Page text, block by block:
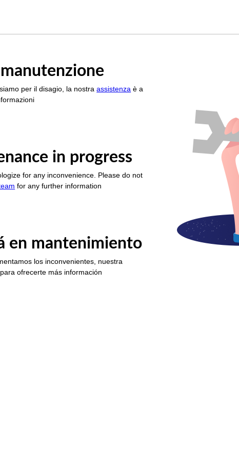
per il disagio, la nostraassistenza è a
in progress
for any inconvenience. Please do not
for any further information
en mantenimiento
los inconvenientes, nuestra
ofrecerte más información